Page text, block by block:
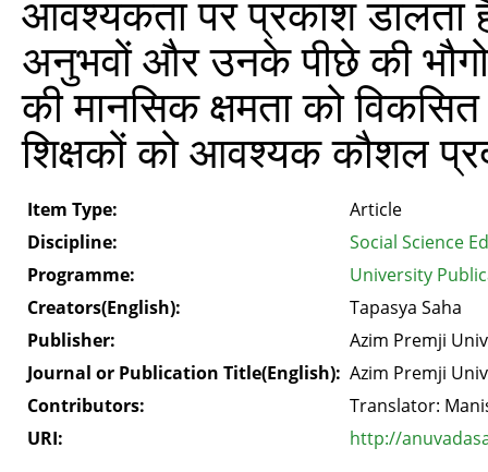
आवश्यकता पर प्रकाश डालता
अनुभवों और उनके पीछे की
की मानसिक क्षमता को
शिक्षकों को आवश्यक कौशल
Item Type:
Article
Discipline:
Social Science
Programme:
University
Creators(English):
Tapasya Saha
Publisher:
Azim Premji
Journal or Publication Title(English): Azim Premji
Contributors:
Translator:
URI:
http://